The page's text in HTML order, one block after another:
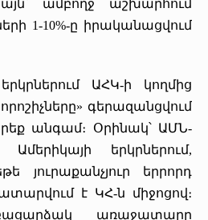
ամբողջ աշխարհում
1-10%-ը իրականացվում
ԱՀԿ-ի կողմից
գերազանցվում
անգամ։ Օրինակ՝ ԱՄՆ-
երկրներում,
յուրաքանչյուր երրորդ
է ԿՀ-ն միջոցով։
առաջատարը